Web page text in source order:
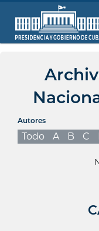
Autores
Todo A B C